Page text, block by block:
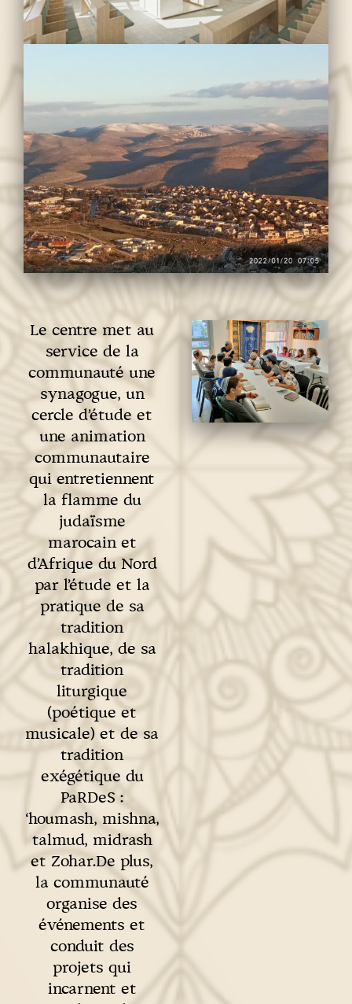
Le centre met au
service de la
communauté une
synagogue, un
cercle d’étude et
une animation
communautaire
qui entretiennent
la flamme du
judaïsme
marocain et
d’Afrique du Nord
par l’étude et la
pratique de sa
tradition
halakhique, de sa
tradition
liturgique
(poétique et
musicale) et de sa
tradition
exégétique du
PaRDeS :
‘houmash, mishna,
talmud, midrash
et Zohar.De plus,
la communauté
organise des
événements et
conduit des
projets qui
incarnent et